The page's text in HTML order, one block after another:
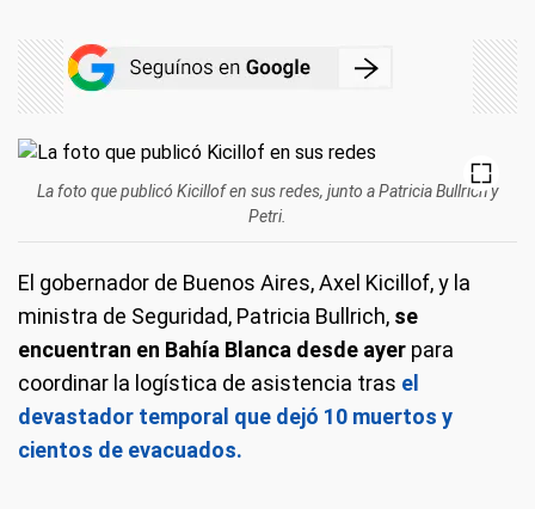
La foto que publicó Kicillof en sus redes, junto a Patricia Bullrich y
Petri.
El gobernador de Buenos Aires, Axel Kicillof, y la
ministra de Seguridad, Patricia Bullrich, se
encuentran en Bahía Blanca desde ayer para
coordinar la logística de asistencia tras el
devastador temporal que dejó 10 muertos y
cientos de evacuados.